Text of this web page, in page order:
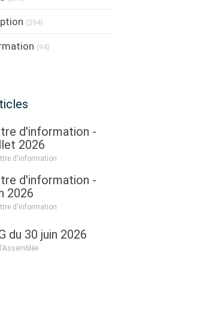
(394)
(94)
d'information -
2026
d'information
d'information -
2026
d'information
du 30 juin 2026